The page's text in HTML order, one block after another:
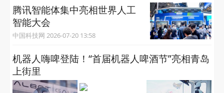
腾讯智能体集中亮相世界人工
智能大会
中国科技网 2026-07-20 13:58
机器人嗨啤登陆！“首届机器人啤酒节”亮相青岛
上街里